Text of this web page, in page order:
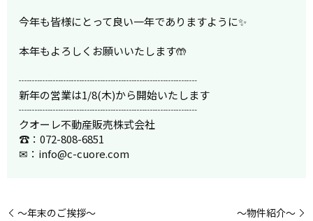
今年も皆様にとって良い一年でありますように✨
本年もよろしくお願いいたします🤲
┈┈┈┈┈┈┈┈┈┈┈┈┈┈┈┈┈
新年の営業は1/8(木)から開始いたします
┈┈┈┈┈┈┈┈┈┈┈┈┈┈┈┈┈
クオーレ不動産販売株式会社
☎：072-808-6851
✉：info@c-cuore.com
～年末のご挨拶～ ～物件紹介～